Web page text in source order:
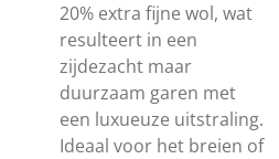
20% extra fijne wol, wat
resulteert in een
zijdezacht maar
duurzaam garen met
een luxueuze uitstraling.
Ideaal voor het breien of